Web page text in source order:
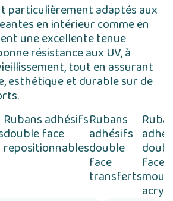
particulièrement adaptés aux
en intérieur comme en
une excellente tenue
résistance aux UV, à
tout en assurant
esthétique et durable sur de
Rubans adhésifs
double face
repositionnables
Rubans
adhésifs
double
face
transferts
face